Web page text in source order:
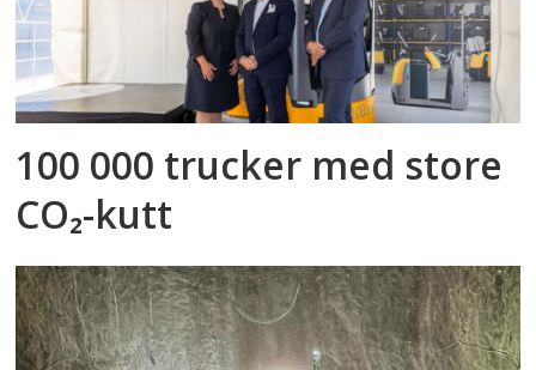
100 000 trucker med store
CO₂-kutt